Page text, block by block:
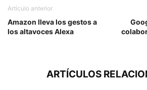
Artículo anterior
Amazon lleva los gestos a
los altavoces Alexa
ARTÍCULOS